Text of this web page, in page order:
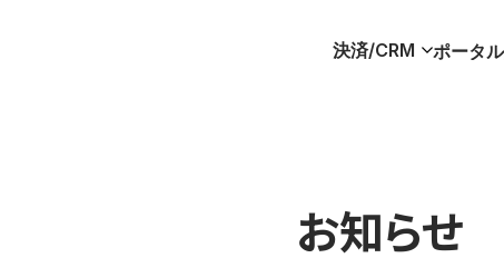
決済/CRM ポータ
お知らせ